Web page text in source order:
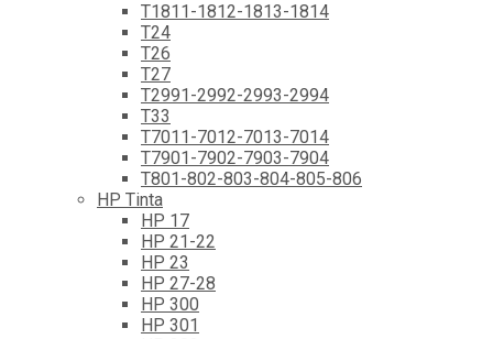
T1811-1812-1813-1814
T24
T26
T27
T2991-2992-2993-2994
T33
T7011-7012-7013-7014
T7901-7902-7903-7904
T801-802-803-804-805-806
HP Tinta
HP 17
HP 21-22
HP 23
HP 27-28
HP 300
HP 301